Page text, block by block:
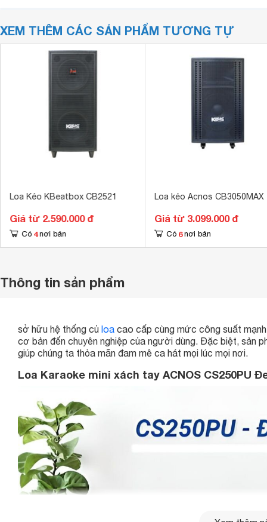
XEM THÊM CÁC SẢN PHẨM TƯƠNG TỰ
Loa Kéo KBeatbox CB2521
Giá từ 2.590.000 đ
Có 4 nơi bán
Loa kéo Acnos CB3050MAX
Giá từ 3.099.000 đ
Có 6 nơi bán
Thông tin sản phẩm
sở hữu hệ thống củ loa cao cấp cùng mức công suất
cơ bản đến chuyên nghiệp của người dùng. Đặc biệt, sản
giúp chúng ta thỏa mãn đam mê ca hát mọi lúc mọi nơi.
Loa Karaoke mini xách tay ACNOS CS250PU